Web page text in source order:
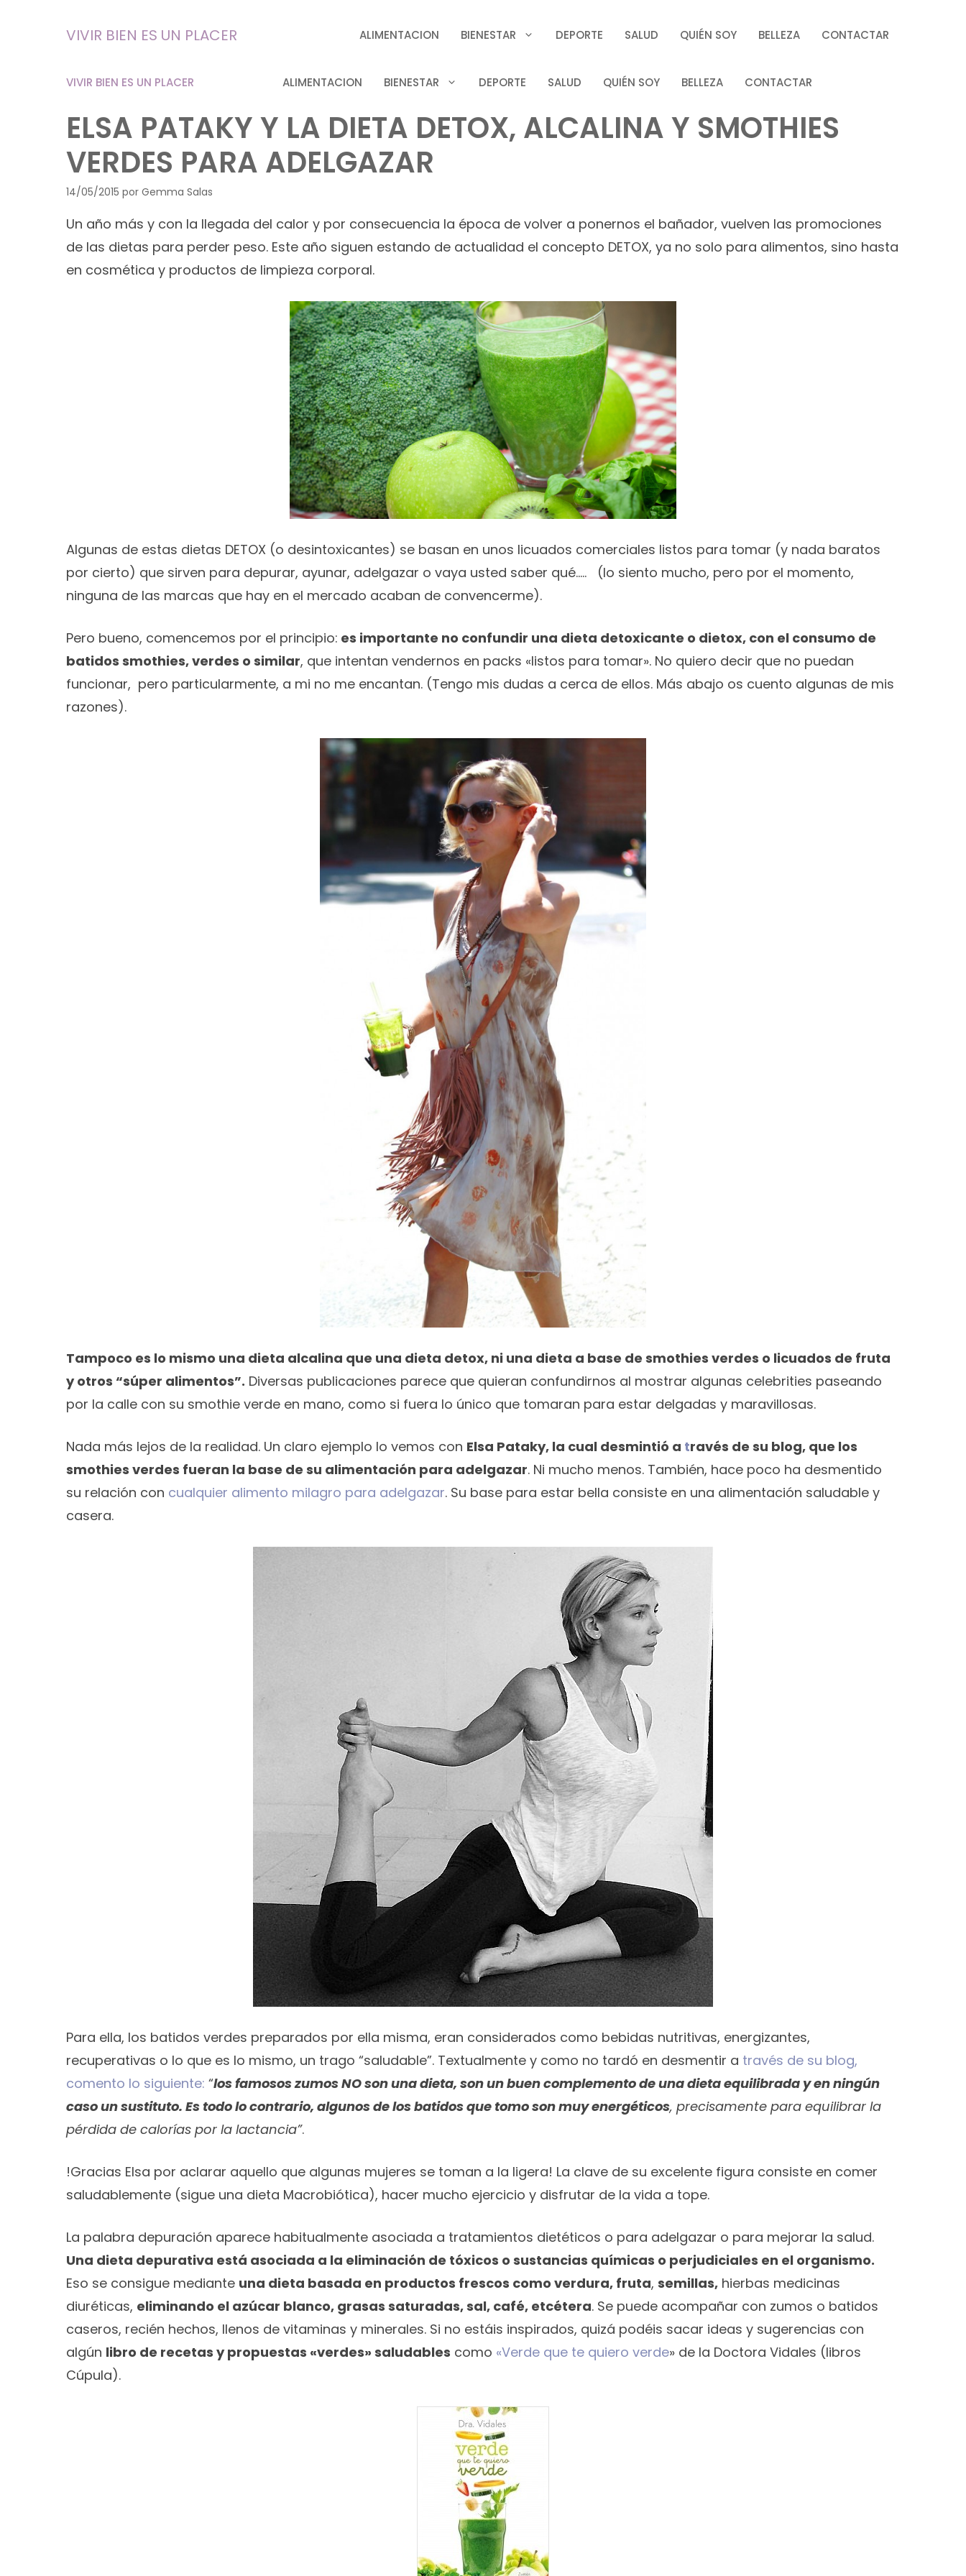
VIVIR BIEN ES UN PLACER ALIMENTACION BIENESTAR DEPORTE SALUD QUIÉN SOY BELLEZA CONTACTAR
VIVIR BIEN ES UN PLACER ALIMENTACION BIENESTAR DEPORTE SALUD QUIÉN SOY BELLEZA CONTACTAR
ELSA PATAKY Y LA DIETA DETOX, ALCALINA Y SMOTHIES
VERDES PARA ADELGAZAR
14/05/2015 por Gemma Salas
Un año más y con la llegada del calor y por consecuencia la época de volver a ponernos el bañador, vuelven las promociones
de las dietas para perder peso. Este año siguen estando de actualidad el concepto DETOX, ya no solo para alimentos, sino hasta
en cosmética y productos de limpieza corporal.
Algunas de estas dietas DETOX (o desintoxicantes) se basan en unos licuados comerciales listos para tomar (y nada baratos
por cierto) que sirven para depurar, ayunar, adelgazar o vaya usted saber qué….. (lo siento mucho, pero por el momento,
ninguna de las marcas que hay en el mercado acaban de convencerme).
Pero bueno, comencemos por el principio: es importante no confundir una dieta detoxicante o dietox, con el consumo de
batidos smothies, verdes o similar, que intentan vendernos en packs «listos para tomar». No quiero decir que no puedan
funcionar, pero particularmente, a mi no me encantan. (Tengo mis dudas a cerca de ellos. Más abajo os cuento algunas de mis
razones).
Tampoco es lo mismo una dieta alcalina que una dieta detox, ni una dieta a base de smothies verdes o licuados de fruta
y otros “súper alimentos”. Diversas publicaciones parece que quieran confundirnos al mostrar algunas celebrities paseando
por la calle con su smothie verde en mano, como si fuera lo único que tomaran para estar delgadas y maravillosas.
Nada más lejos de la realidad. Un claro ejemplo lo vemos con Elsa Pataky, la cual desmintió a través de su blog, que los
smothies verdes fueran la base de su alimentación para adelgazar. Ni mucho menos. También, hace poco ha desmentido
su relación con cualquier alimento milagro para adelgazar. Su base para estar bella consiste en una alimentación saludable y
casera.
Para ella, los batidos verdes preparados por ella misma, eran considerados como bebidas nutritivas, energizantes,
recuperativas o lo que es lo mismo, un trago “saludable”. Textualmente y como no tardó en desmentir a través de su blog,
comento lo siguiente: “los famosos zumos NO son una dieta, son un buen complemento de una dieta equilibrada y en ningún
caso un sustituto. Es todo lo contrario, algunos de los batidos que tomo son muy energéticos, precisamente para equilibrar la
pérdida de calorías por la lactancia”.
!Gracias Elsa por aclarar aquello que algunas mujeres se toman a la ligera! La clave de su excelente figura consiste en comer
saludablemente (sigue una dieta Macrobiótica), hacer mucho ejercicio y disfrutar de la vida a tope.
La palabra depuración aparece habitualmente asociada a tratamientos dietéticos o para adelgazar o para mejorar la salud.
Una dieta depurativa está asociada a la eliminación de tóxicos o sustancias químicas o perjudiciales en el organismo.
Eso se consigue mediante una dieta basada en productos frescos como verdura, fruta, semillas, hierbas medicinas
diuréticas, eliminando el azúcar blanco, grasas saturadas, sal, café, etcétera. Se puede acompañar con zumos o batidos
caseros, recién hechos, llenos de vitaminas y minerales. Si no estáis inspirados, quizá podéis sacar ideas y sugerencias con
algún libro de recetas y propuestas «verdes» saludables como «Verde que te quiero verde» de la Doctora Vidales (libros
Cúpula).